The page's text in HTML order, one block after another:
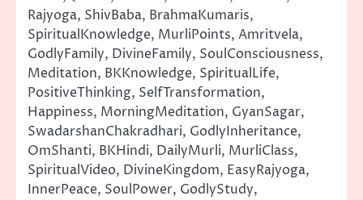
Rajyoga, ShivBaba, BrahmaKumaris,
SpiritualKnowledge, MurliPoints, Amritvela,
GodlyFamily, DivineFamily, SoulConsciousness,
Meditation, BKKnowledge, SpiritualLife,
PositiveThinking, SelfTransformation,
Happiness, MorningMeditation, GyanSagar,
SwadarshanChakradhari, GodlyInheritance,
OmShanti, BKHindi, DailyMurli, MurliClass,
SpiritualVideo, DivineKingdom, EasyRajyoga,
InnerPeace, SoulPower, GodlyStudy,